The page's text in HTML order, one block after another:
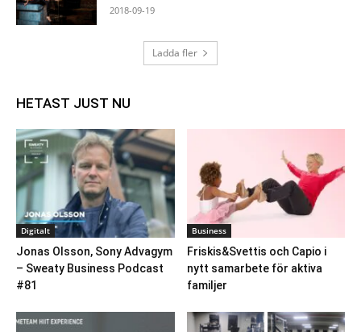
2018-09-19
Ladda fler
HETAST JUST NU
Digitalt
Jonas Olsson, Sony Advagym
– Sweaty Business Podcast
#81
Business
Friskis&Svettis och Capio i
nytt samarbete för aktiva
familjer